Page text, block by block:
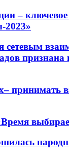
–
2023»
сетевым
признана
принимать